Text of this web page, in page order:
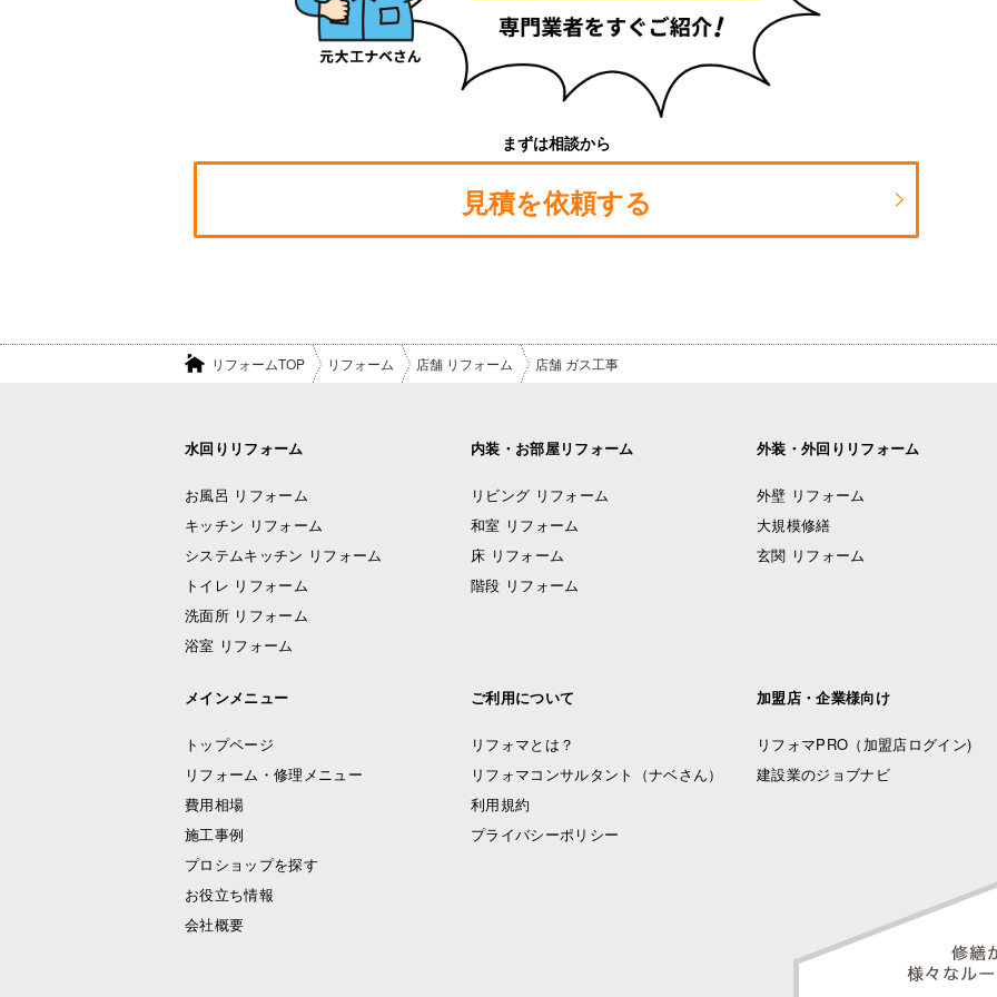
まずは相談から
見積を依頼する
リフォームTOP リフォーム 店舗 リフォーム 店舗 ガス工事
水回りリフォーム
お風呂 リフォーム
キッチン リフォーム
システムキッチン リフォーム
トイレ リフォーム
洗面所 リフォーム
浴室 リフォーム
内装・お部屋リフォーム
リビング リフォーム
和室 リフォーム
床 リフォーム
階段 リフォーム
外装・外回りリフォーム
外壁 リフォーム
大規模修繕
玄関 リフォーム
メインメニュー
トップページ
リフォーム・修理メニュー
費用相場
施工事例
プロショップを探す
お役立ち情報
会社概要
ご利用について
リフォマとは？
リフォマコンサルタント（ナベさん）
利用規約
プライバシーポリシー
加盟店・企業様向け
リフォマPRO （加盟店ログイン)
建設業のジョブナビ